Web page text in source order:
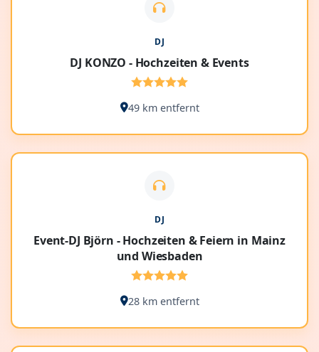
DJ
DJ KONZO - Hochzeiten & Events
49 km entfernt
DJ
Event-DJ Björn - Hochzeiten & Feiern in Mainz
und Wiesbaden
28 km entfernt